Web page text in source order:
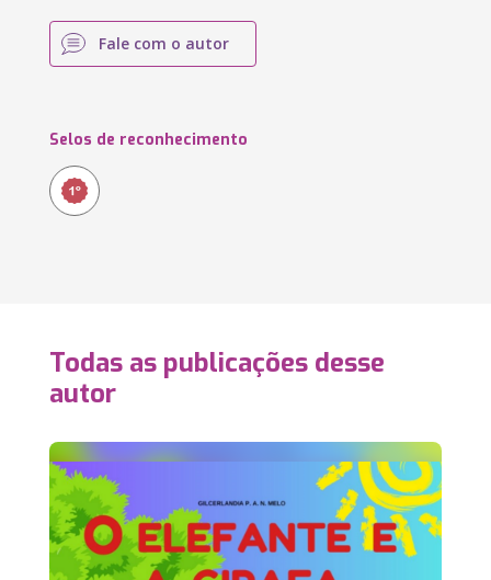
Fale com o autor
Selos de reconhecimento
Todas as publicações desse
autor